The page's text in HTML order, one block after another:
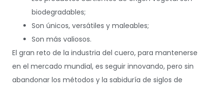
biodegradables;
Son únicos, versátiles y maleables;
Son más valiosos.
El gran reto de la industria del cuero, para mantenerse
en el mercado mundial, es seguir innovando, pero sin
abandonar los métodos y la sabiduría de siglos de